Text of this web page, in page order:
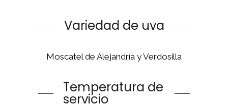
Variedad de uva
Moscatel de Alejandría y Verdosilla
Temperatura de
servicio